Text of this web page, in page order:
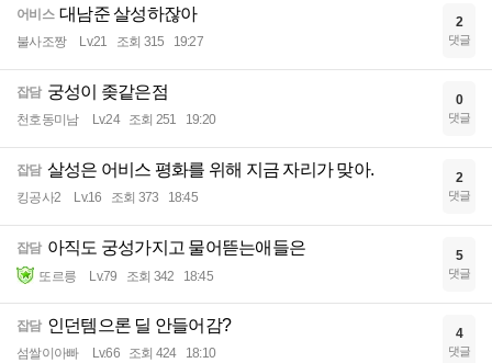
어비스 대남준 살성하잖아
불사조짱 Lv.21 조회 315 19:27
2
댓글
잡담 궁성이 좆같은점
천호동미남 Lv.24 조회 251 19:20
0
댓글
잡담 살성은 어비스 평화를 위해 지금 자리가 맞아.
킹공사2 Lv.16 조회 373 18:45
2
댓글
잡담 아직도 궁성가지고 물어뜯는애들은
또르릉 Lv.79 조회 342 18:45
5
댓글
잡담 인던템으론 딜 안들어감?
섬쌀이아빠 Lv.66 조회 424 18:10
4
댓글